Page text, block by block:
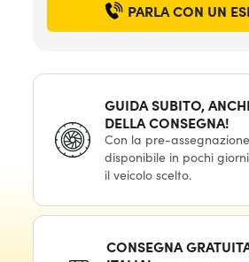
PARLA CON UN
GUIDA SUBITO,
DELLA CONSEGNA!
Con la pre-
disponibile in pochi
il veicolo scelto.
CONSEGNA